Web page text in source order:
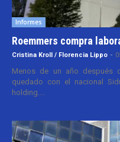
Informes
Roemmers compra
Cristina Kroll / Florencia Lippo -
Menos de un año después
quedado con el nacional
holding....